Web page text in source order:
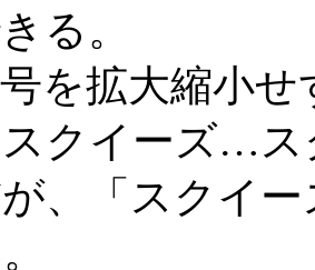
る。
を拡大縮小
クイーズ…ス
、「スクイ